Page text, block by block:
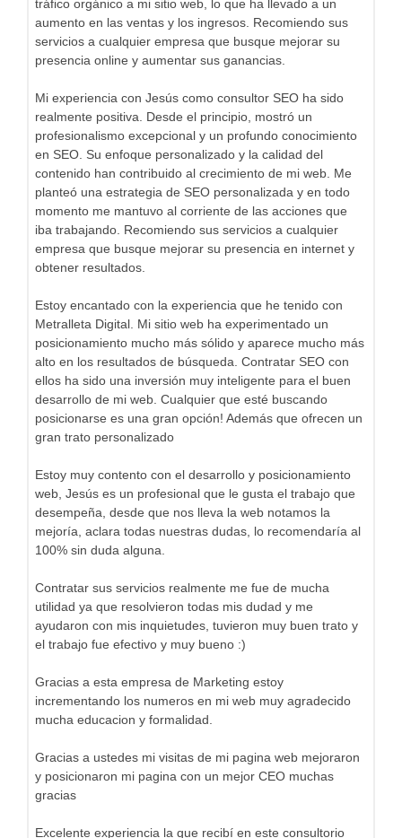
tráfico orgánico a mi sitio web, lo que ha llevado a un
aumento en las ventas y los ingresos. Recomiendo sus
servicios a cualquier empresa que busque mejorar su
presencia online y aumentar sus ganancias.
Mi experiencia con Jesús como consultor SEO ha sido
realmente positiva. Desde el principio, mostró un
profesionalismo excepcional y un profundo conocimiento
en SEO. Su enfoque personalizado y la calidad del
contenido han contribuido al crecimiento de mi web. Me
planteó una estrategia de SEO personalizada y en todo
momento me mantuvo al corriente de las acciones que
iba trabajando. Recomiendo sus servicios a cualquier
empresa que busque mejorar su presencia en internet y
obtener resultados.
Estoy encantado con la experiencia que he tenido con
Metralleta Digital. Mi sitio web ha experimentado un
posicionamiento mucho más sólido y aparece mucho más
alto en los resultados de búsqueda. Contratar SEO con
ellos ha sido una inversión muy inteligente para el buen
desarrollo de mi web. Cualquier que esté buscando
posicionarse es una gran opción! Además que ofrecen un
gran trato personalizado
Estoy muy contento con el desarrollo y posicionamiento
web, Jesús es un profesional que le gusta el trabajo que
desempeña, desde que nos lleva la web notamos la
mejoría, aclara todas nuestras dudas, lo recomendaría al
100% sin duda alguna.
Contratar sus servicios realmente me fue de mucha
utilidad ya que resolvieron todas mis dudad y me
ayudaron con mis inquietudes, tuvieron muy buen trato y
el trabajo fue efectivo y muy bueno :)
Gracias a esta empresa de Marketing estoy
incrementando los numeros en mi web muy agradecido
mucha educacion y formalidad.
Gracias a ustedes mi visitas de mi pagina web mejoraron
y posicionaron mi pagina con un mejor CEO muchas
gracias
Excelente experiencia la que recibí en este consultorio